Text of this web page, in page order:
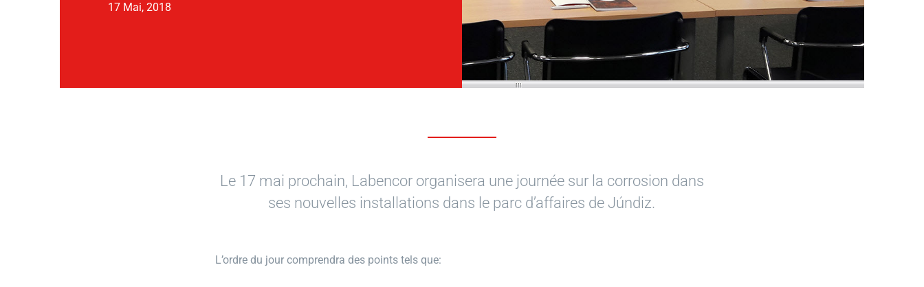
17 Mai, 2018
Le 17 mai prochain, Labencor organisera une journée sur la corrosion dans
ses nouvelles installations dans le parc d’affaires de Júndiz.
L’ordre du jour comprendra des points tels que: